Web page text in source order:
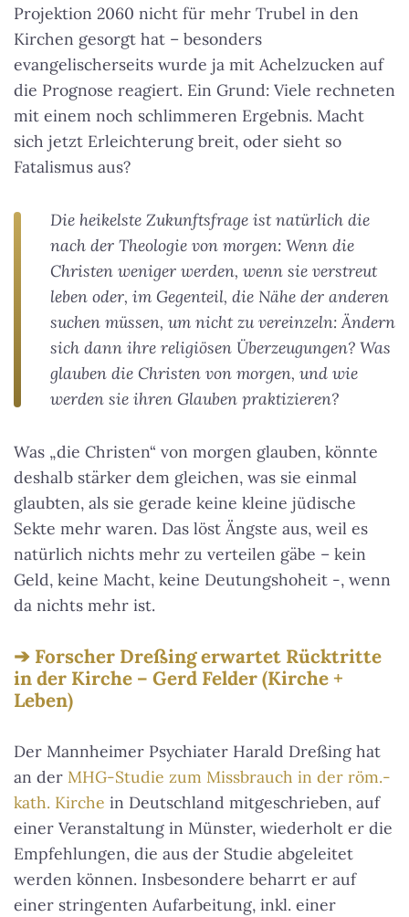
Projektion 2060 nicht für mehr Trubel in den
Kirchen gesorgt hat – besonders
evangelischerseits wurde ja mit Achelzucken auf
die Prognose reagiert. Ein Grund: Viele rechneten
mit einem noch schlimmeren Ergebnis. Macht
sich jetzt Erleichterung breit, oder sieht so
Fatalismus aus?
Die heikelste Zukunftsfrage ist natürlich die
nach der Theologie von morgen: Wenn die
Christen weniger werden, wenn sie verstreut
leben oder, im Gegenteil, die Nähe der anderen
suchen müssen, um nicht zu vereinzeln: Ändern
sich dann ihre religiösen Überzeugungen? Was
glauben die Christen von morgen, und wie
werden sie ihren Glauben praktizieren?
Was „die Christen“ von morgen glauben, könnte
deshalb stärker dem gleichen, was sie einmal
glaubten, als sie gerade keine kleine jüdische
Sekte mehr waren. Das löst Ängste aus, weil es
natürlich nichts mehr zu verteilen gäbe – kein
Geld, keine Macht, keine Deutungshoheit -, wenn
da nichts mehr ist.
Forscher Dreßing erwartet Rücktritte
in der Kirche – Gerd Felder (Kirche +
Leben)
Der Mannheimer Psychiater Harald Dreßing hat
an der MHG-Studie zum Missbrauch in der röm.-
kath. Kirche in Deutschland mitgeschrieben, auf
einer Veranstaltung in Münster, wiederholt er die
Empfehlungen, die aus der Studie abgeleitet
werden können. Insbesondere beharrt er auf
einer stringenten Aufarbeitung, inkl. einer